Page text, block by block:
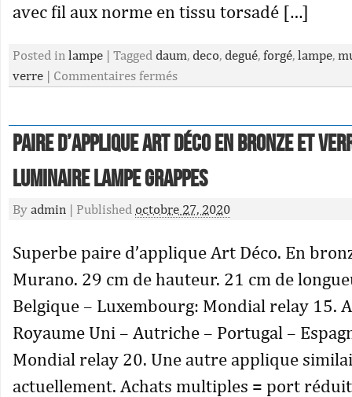
avec fil aux norme en tissu torsadé […]
Posted in lampe | Tagged daum, deco, degué, forgé, lampe,
verre | Commentaires fermés
Paire d’applique Art Déco en Bronze et
Luminaire Lampe Grappes
By admin | Published octobre 27, 2020
Superbe paire d’applique Art Déco. En
Murano. 29 cm de hauteur. 21 cm de
Belgique – Luxembourg: Mondial relay 15.
Royaume Uni – Autriche – Portugal –
Mondial relay 20. Une autre applique
actuellement. Achats multiples = port